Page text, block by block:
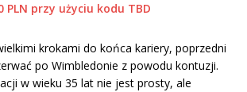
PLN przy użyciu kodu TBD
krokami do końca kariery, poprzedni
po Wimbledonie z powodu kontuzji.
w wieku 35 lat nie jest prosty, ale